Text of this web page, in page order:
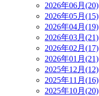
2026年06月(20)
2026年05月(15)
2026年04月(19)
2026年03月(21)
2026年02月(17)
2026年01月(21)
2025年12月(12)
2025年11月(16)
2025年10月(20)